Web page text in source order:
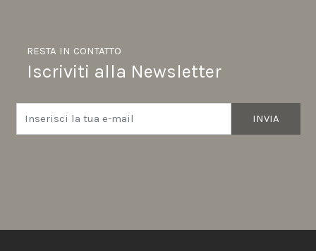
INVIA
RESTA IN CONTATTO
Iscriviti alla Newsletter